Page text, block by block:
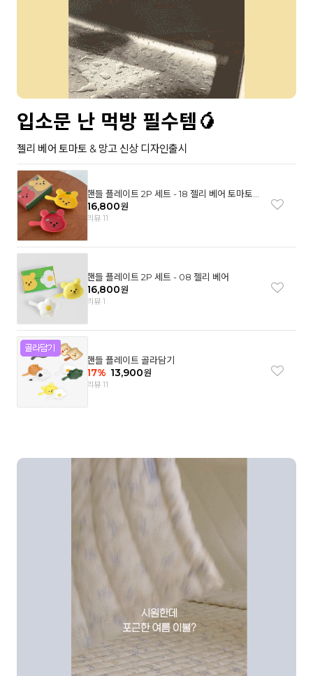
입소문 난 먹방 필수템🥭
젤리 베어 토마토 & 망고 신상 디자인출시
핸들 플레이트 2P 세트 - 18 젤리 베어 토마토
& 망고
16,800원
리뷰 11
핸들 플레이트 2P 세트 - 08 젤리 베어
16,800원
리뷰 1
핸들 플레이트 골라담기
17% 13,900원
리뷰 11